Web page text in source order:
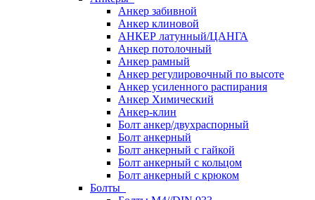
Анкер забивной
Анкер клиновой
АНКЕР латунный/ЦАНГА
Анкер потолочный
Анкер рамный
Анкер регулировочный по высоте
Анкер усиленного распирания
Анкер Химический
Анкер-клин
Болт анкер/двухраспорный
Болт анкерный
Болт анкерный с гайкой
Болт анкерный с кольцом
Болт анкерный с крюком
Болты